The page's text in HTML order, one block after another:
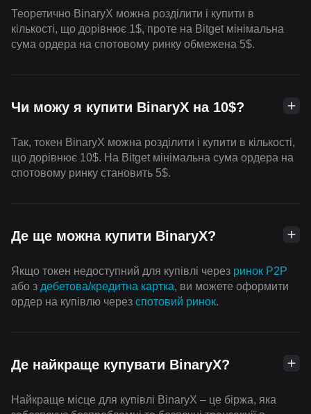
Теоретично BinaryX можна розділити і купити в
кількості, що дорівнює 1$, проте на Bitget мінімальна
сума ордера на спотовому ринку обмежена 5$.
Чи можу я купити BinaryX на 10$?
Так, токен BinaryX можна розділити і купити в кількості,
що дорівнює 10$. На Bitget мінімальна сума ордера на
спотовому ринку становить 5$.
Де ще можна купити BinaryX?
Якщо токен недоступний для купівлі через ринок P2P
або з дебетова/кредитна картка, ви можете оформити
ордер на купівлю через спотовий ринок.
Де найкраще купувати BinaryX?
Найкраще місце для купівлі BinaryX – це біржа, яка